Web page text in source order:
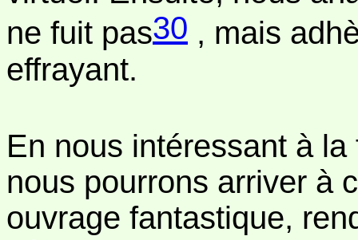
ne fuit pas30 , mais
effrayant.
En nous intéressant à
nous pourrons arriver à
ouvrage fantastique,